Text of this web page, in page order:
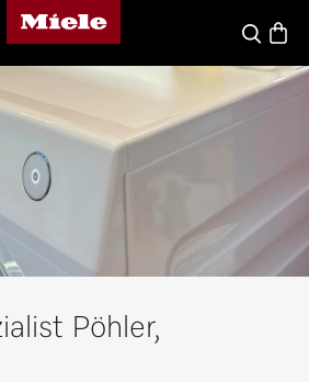
Miele-Homepage
Suche
Pöhler,